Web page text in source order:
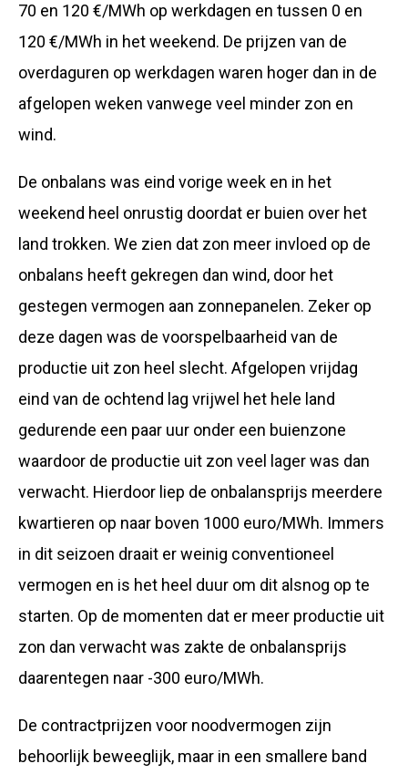
70 en 120 €/MWh op werkdagen en tussen 0 en
120 €/MWh in het weekend. De prijzen van de
overdaguren op werkdagen waren hoger dan in de
afgelopen weken vanwege veel minder zon en
wind.
De onbalans was eind vorige week en in het
weekend heel onrustig doordat er buien over het
land trokken. We zien dat zon meer invloed op de
onbalans heeft gekregen dan wind, door het
gestegen vermogen aan zonnepanelen. Zeker op
deze dagen was de voorspelbaarheid van de
productie uit zon heel slecht. Afgelopen vrijdag
eind van de ochtend lag vrijwel het hele land
gedurende een paar uur onder een buienzone
waardoor de productie uit zon veel lager was dan
verwacht. Hierdoor liep de onbalansprijs meerdere
kwartieren op naar boven 1000 euro/MWh. Immers
in dit seizoen draait er weinig conventioneel
vermogen en is het heel duur om dit alsnog op te
starten. Op de momenten dat er meer productie uit
zon dan verwacht was zakte de onbalansprijs
daarentegen naar -300 euro/MWh.
De contractprijzen voor noodvermogen zijn
behoorlijk beweeglijk, maar in een smallere band